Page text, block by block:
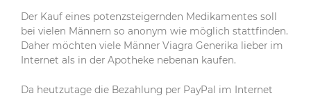
Der Kauf eines potenzsteigernden Medikamentes soll
bei vielen Männern so anonym wie möglich stattfinden.
Daher möchten viele Männer Viagra Generika lieber im
Internet als in der Apotheke nebenan kaufen.
Da heutzutage die Bezahlung per PayPal im Internet